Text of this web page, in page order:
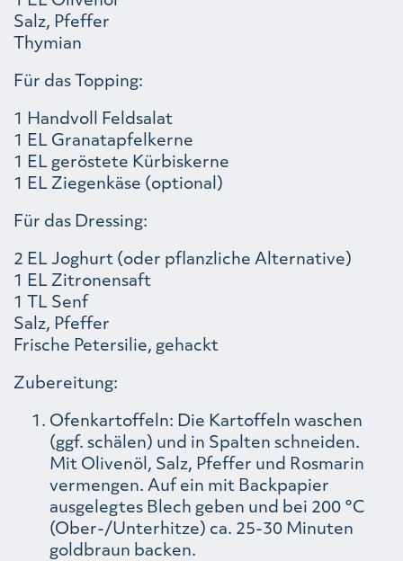
Salz, Pfeffer
Thymian
Für das Topping:
1 Handvoll Feldsalat
1 EL Granatapfelkerne
1 EL geröstete Kürbiskerne
1 EL Ziegenkäse (optional)
Für das Dressing:
2 EL Joghurt (oder pflanzliche Alternative)
1 EL Zitronensaft
1 TL Senf
Salz, Pfeffer
Frische Petersilie, gehackt
Zubereitung:
Ofenkartoffeln: Die Kartoffeln waschen
(ggf. schälen) und in Spalten schneiden.
Mit Olivenöl, Salz, Pfeffer und Rosmarin
vermengen. Auf ein mit Backpapier
ausgelegtes Blech geben und bei 200 °C
(Ober-/Unterhitze) ca. 25-30 Minuten
goldbraun backen.